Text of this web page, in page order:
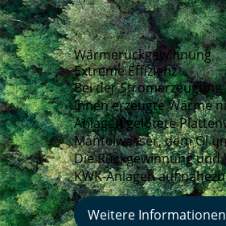
Wärmerückgewinnung
Extreme Effizienz
Bei der
ihnen erzeugte Wärme
Anlagen gelötete
Mantelwasser, dem Öl
Die Rückgewinnung
KWK-Anlagen auf
Weitere